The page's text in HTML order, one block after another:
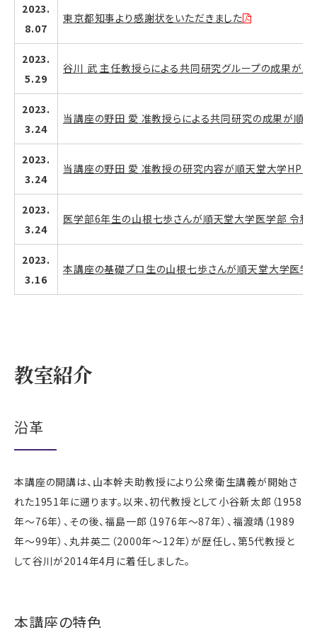
2023.
8.07
東京都知事より感謝状をいただきました
2023.
5.29
谷川 武 主任教授らによる共同研究グループの成果が
2023.
3.24
当講座の野田 愛 准教授らによる共同研究の成果が順
2023.
3.24
当講座の野田 愛 准教授の研究内容が順天堂大学HP
2023.
3.24
医学部6年生の山根七歩さんが順天堂大学医学部 令和
2023.
3.16
本講座の基礎プロ生の山根七歩さんが順天堂大学医学
教室紹介
沿革
本講座の開講は、山本幹夫助教授により公衆衛生講義が開始さ
れた1951年に遡ります。以来、初代教授として小谷新太郎（1958
年～76年）、その後、福島一郎（1976年～87年）、福渡靖（1989
年～99年）、丸井英二（2000年～12年）が歴任し、第5代教授と
して谷川が2014年4月に着任しました。
本講座の特色